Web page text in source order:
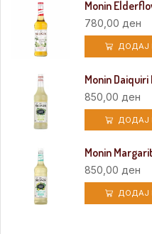
Monin
780,00ден
ДОДАЈ
Monin Daiquiri
850,00 ден
ДОДАЈ
Monin
850,00 ден
ДОДАЈ